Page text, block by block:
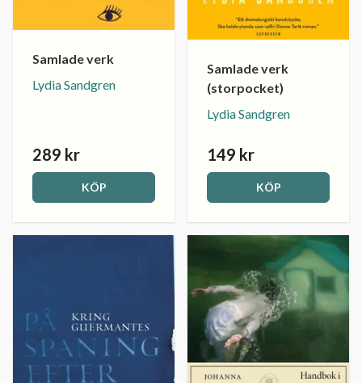
Samlade verk
Lydia Sandgren
289 kr
KÖP
Samlade verk
(storpocket)
Lydia Sandgren
149 kr
KÖP